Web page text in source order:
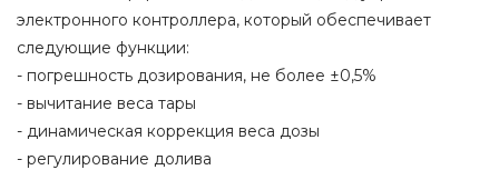
электронного контроллера, который обеспечивает
следующие функции:
- погрешность дозирования, не более ±0,5%
- вычитание веса тары
- динамическая коррекция веса дозы
- регулирование долива